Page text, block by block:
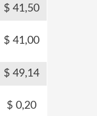
41,50
41,00
49,14
0,20